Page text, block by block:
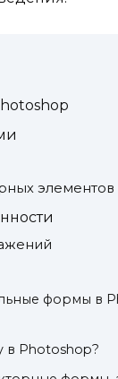
элементов
формы в
в Photoshop?